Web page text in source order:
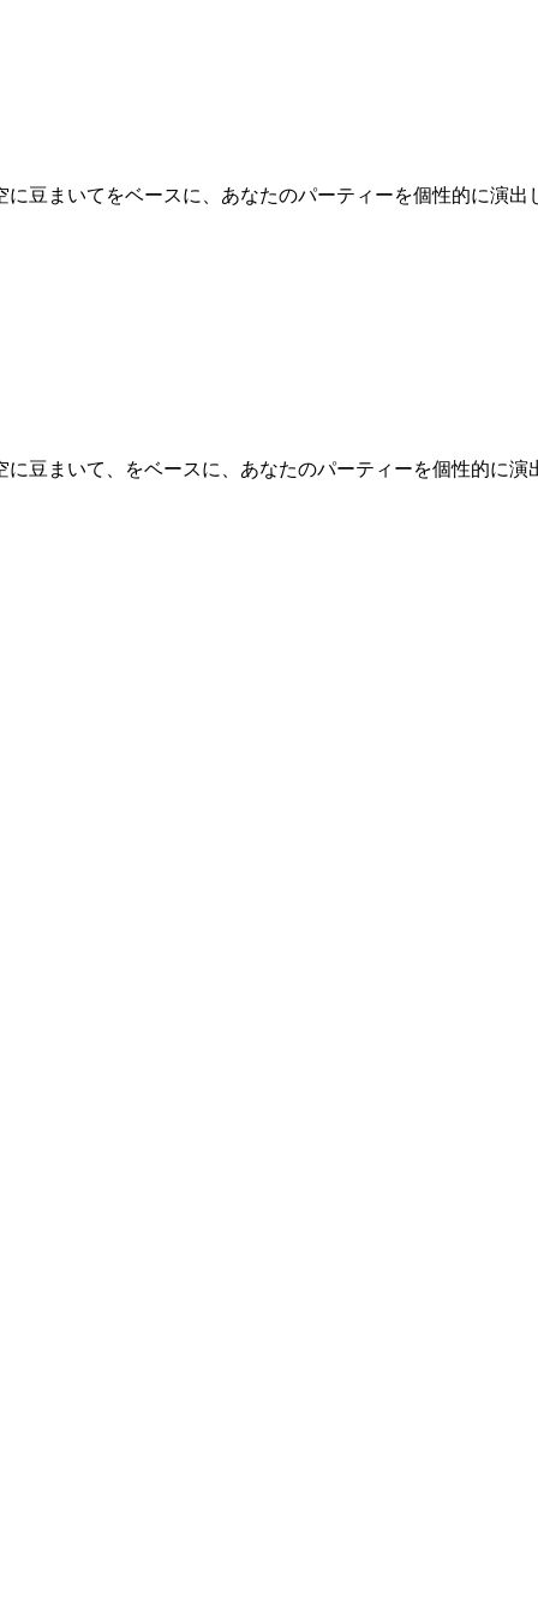
豆まいてをベースに、あなたのパーティーを個性的に演
豆まいて、をベースに、あなたのパーティーを個性的に